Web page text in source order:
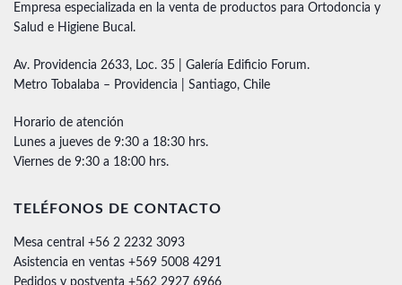
Empresa especializada en la venta de productos para Ortodoncia y
Salud e Higiene Bucal.
Av. Providencia 2633, Loc. 35 | Galería Edificio Forum.
Metro Tobalaba – Providencia | Santiago, Chile
Horario de atención
Lunes a jueves de 9:30 a 18:30 hrs.
Viernes de 9:30 a 18:00 hrs.
TELÉFONOS DE CONTACTO
Mesa central +56 2 2232 3093
Asistencia en ventas +569 5008 4291
Pedidos y postventa +562 2927 6966